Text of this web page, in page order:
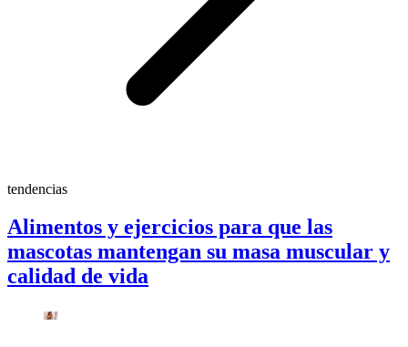
tendencias
Alimentos y ejercicios para que las
mascotas mantengan su masa muscular y
calidad de vida